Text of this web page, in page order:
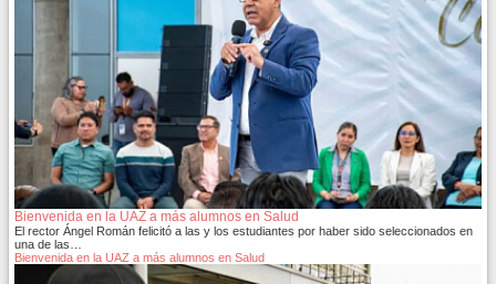
Bienvenida en la UAZ a más alumnos en Salud
El rector Ángel Román felicitó a las y los estudiantes por haber sido seleccionados en
una de las…
Bienvenida en la UAZ a más alumnos en Salud